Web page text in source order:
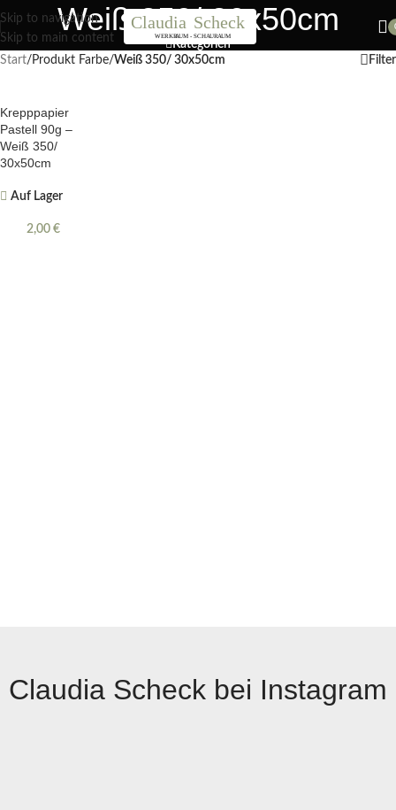
Skip to navigation
Skip to main content
Nächster Workshop Papierblumen, Sonntag 19. Juli / 11 Uhr
Weiß 350/ 30x50cm
Kategorien
Start/ Produkt Farbe/Weiß 350/ 30x50cm Filter
Krepppapier
Pastell 90g –
Weiß 350/
30x50cm
Auf Lager
2,00 €
Claudia Scheck bei Instagram